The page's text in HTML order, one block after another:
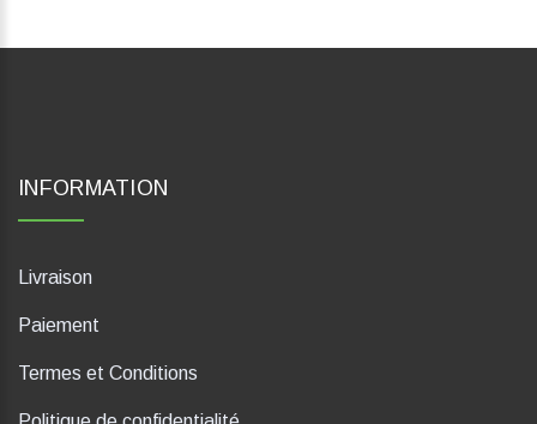
INFORMATION
Livraison
Paiement
Termes et Conditions